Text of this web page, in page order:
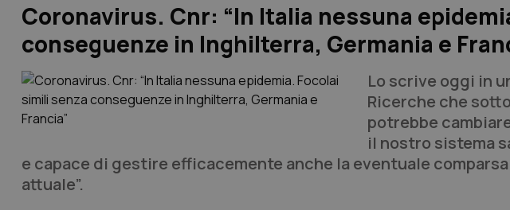
Coronavirus. Cnr: “In Italia nessuna
conseguenze in Inghilterra, Germania e
Lo scrive oggi in
Ricerche che
potrebbe
il nostro sistema
e capace di gestire efficacemente anche la eventuale
attuale”.